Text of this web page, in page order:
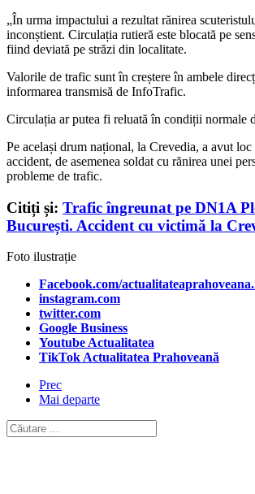
„În urma impactului a rezultat rănirea
inconștient. Circulația rutieră este blocată pe
fiind deviată pe străzi din localitate.
Valorile de trafic sunt în creștere în ambele
informarea transmisă de InfoTrafic.
Circulația ar putea fi reluată în condiții normale
Pe același drum național, la Crevedia, a avut loc
accident, de asemenea soldat cu rănirea unei
probleme de trafic.
Citiți și: Trafic îngreunat pe DN1A
București. Accident cu victimă la
Foto ilustrație
Facebook.com/
instagram.com
twitter.com
Google Business
Youtube Actualitatea
TikTok Actualitatea Prahoveană
Prec
Mai departe